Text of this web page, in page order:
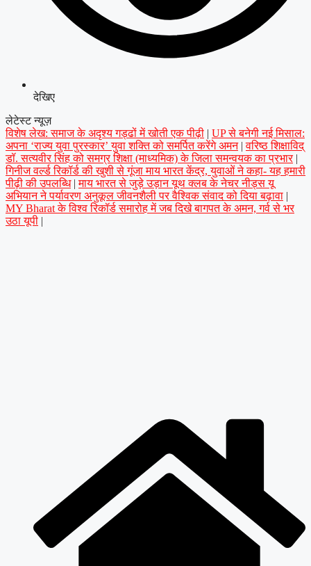
देखिए
लेटेस्ट न्यूज़
विशेष लेख: समाज के अदृश्य गड्ढों में खोती एक पीढ़ी | UP से बनेगी नई मिसाल:
अपना ‘राज्य युवा पुरस्कार’ युवा शक्ति को समर्पित करेंगे अमन | वरिष्ठ शिक्षाविद्
डॉ. सत्यवीर सिंह को समग्र शिक्षा (माध्यमिक) के जिला समन्वयक का प्रभार |
गिनीज वर्ल्ड रिकॉर्ड की खुशी से गूंजा माय भारत केंद्र, युवाओं ने कहा- यह हमारी
पीढ़ी की उपलब्धि | माय भारत से जुड़े उड़ान यूथ क्लब के नेचर नीड्स यू
अभियान ने पर्यावरण अनुकूल जीवनशैली पर वैश्विक संवाद को दिया बढ़ावा |
MY Bharat के विश्व रिकॉर्ड समारोह में जब दिखे बागपत के अमन, गर्व से भर
उठा यूपी |